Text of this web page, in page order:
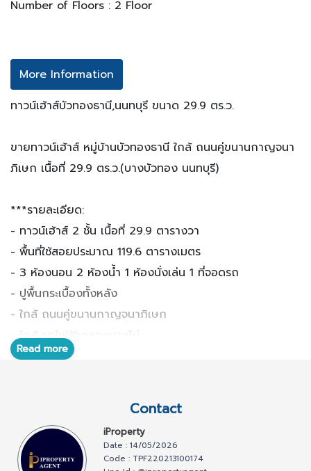
Number of Floors : 2 Floor
More Information
ทาวน์เฮ้าส์บัวทองธานี,นนทบุรี ขนาด 29.9 ตร.ว.
ขายทาวน์เฮ้าส์ หมู่บ้านบัวทองธานี ใกล้ ถนนคู่ขนานกาญจนา
ภิเษก เนื้อที่ 29.9 ตร.ว.(บางบัวทอง นนทบุรี)
***รายละเอียด:
- ทาวน์เฮ้าส์ 2 ชั้น เนื้อที่ 29.9 ตารางวา
- พื้นที่ใช้สอยประมาณ 119.6 ตารางเมตร
- 3 ห้องนอน 2 ห้องน้ำ 1 ห้องนั่งเล่น 1 ที่จอดรถ
- ปูพื้นกระเบื้องทั้งหลัง
- ใกล้ ถนนคู่ขนานกาญจนาภิเษก
- ใกล้ รถไฟฟ้าคลองบางไผ่
- เซเว่นอิเลฟเว่นสาขาบัวทองธานี 300 ม.
- ถนนคู่ขนานกาญจนาภิเษก 1.2 กม.
- แม็คโคร สาขาบางบัวทอง 3 กม.
Read more
Contact
iProperty
Date : 14/05/2026
Code : TPF220213100174